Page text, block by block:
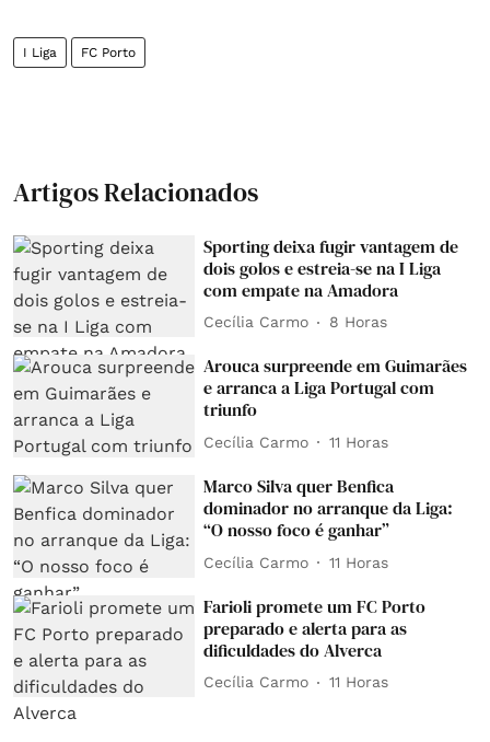
I Liga FC Porto
Artigos Relacionados
Sporting deixa fugir vantagem de
dois golos e estreia-se na I Liga
com empate na Amadora
Cecília Carmo 8 Horas
Arouca surpreende em Guimarães
e arranca a Liga Portugal com
triunfo
Cecília Carmo 11 Horas
Marco Silva quer Benfica
dominador no arranque da Liga:
“O nosso foco é ganhar”
Cecília Carmo 11 Horas
Farioli promete um FC Porto
preparado e alerta para as
dificuldades do Alverca
Cecília Carmo 11 Horas